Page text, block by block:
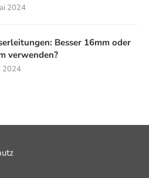
2024
Besser 16mm oder
verwenden?
2024